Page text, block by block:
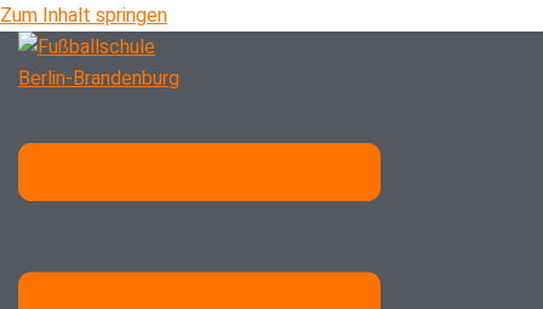
Zum Inhalt springen